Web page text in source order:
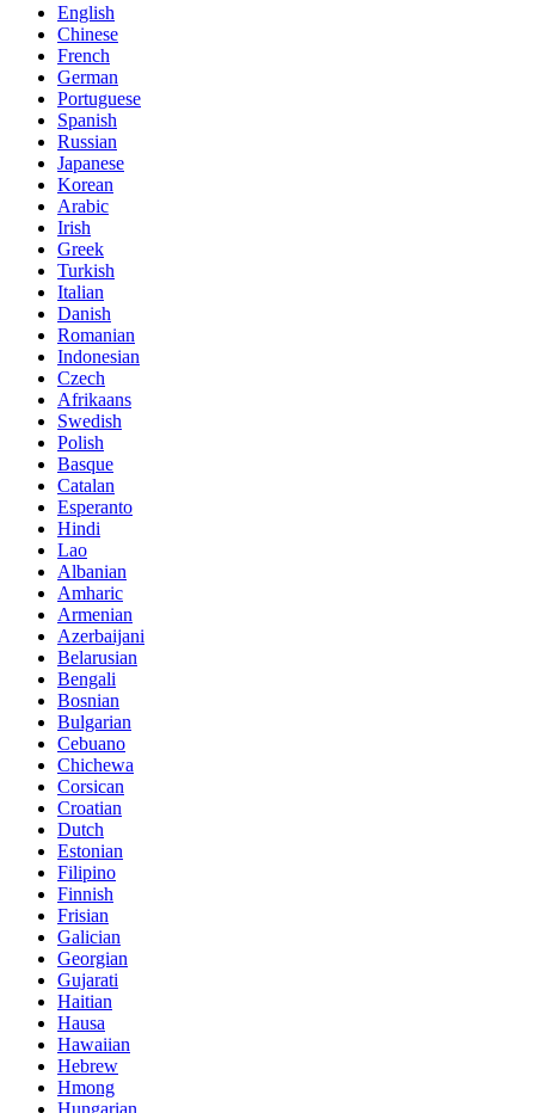
English
Chinese
French
German
Portuguese
Spanish
Russian
Japanese
Korean
Arabic
Irish
Greek
Turkish
Italian
Danish
Romanian
Indonesian
Czech
Afrikaans
Swedish
Polish
Basque
Catalan
Esperanto
Hindi
Lao
Albanian
Amharic
Armenian
Azerbaijani
Belarusian
Bengali
Bosnian
Bulgarian
Cebuano
Chichewa
Corsican
Croatian
Dutch
Estonian
Filipino
Finnish
Frisian
Galician
Georgian
Gujarati
Haitian
Hausa
Hawaiian
Hebrew
Hmong
Hungarian